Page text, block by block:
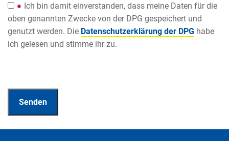
Ich bin damit einverstanden, dass meine Daten für die
oben genannten Zwecke von der DPG gespeichert und
genutzt werden. Die Datenschutzerklärung der DPG habe
ich gelesen und stimme ihr zu.